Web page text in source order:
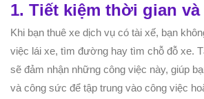
1. Tiết kiệm thời gian
Khi bạn thuê xe dịch vụ có tài xế, bạn
việc lái xe, tìm đường hay tìm chỗ đỗ xe.
sẽ đảm nhận những công việc này, giúp
và công sức để tập trung vào công việc